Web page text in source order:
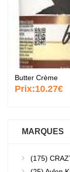
Butter Crème
Prix:10.27€
MARQUES
(175)